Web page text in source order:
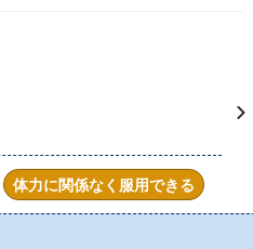
体力に関係なく服用できる